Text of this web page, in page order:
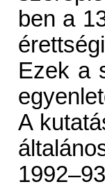
ben a
Ezek a
A